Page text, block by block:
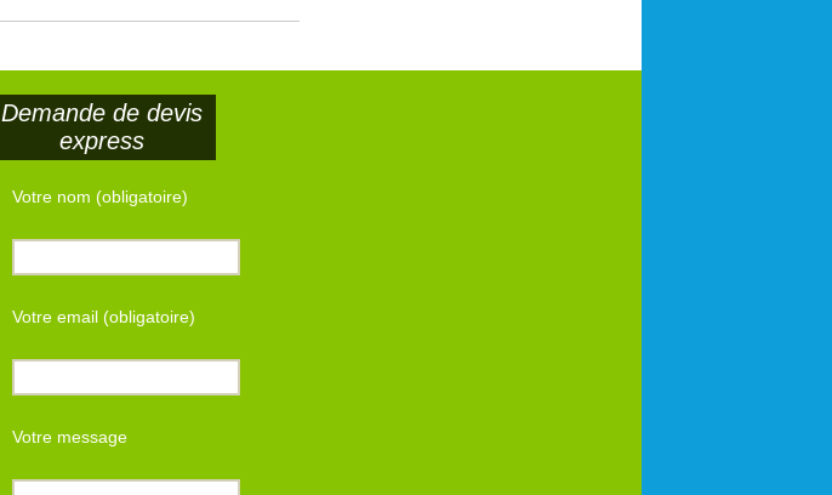
Demande de devis
express
Votre nom (obligatoire)
Votre email (obligatoire)
Votre message